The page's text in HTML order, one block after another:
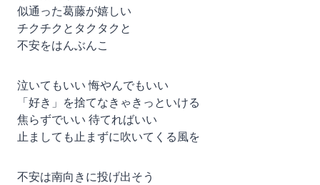
似通った葛藤が嬉しい
チクチクとタクタクと
不安をはんぶんこ
泣いてもいい 悔やんでもいい
「好き」を捨てなきゃきっといける
焦らずでいい 待てればいい
止ましても止まずに吹いてくる風を
不安は南向きに投げ出そう